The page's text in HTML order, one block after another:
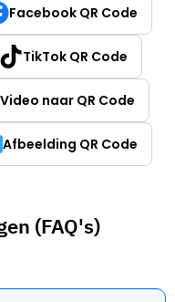
Facebook QR Code
TikTok QR Code
Video naar QR Code
Afbeelding QR Code
(FAQ's)